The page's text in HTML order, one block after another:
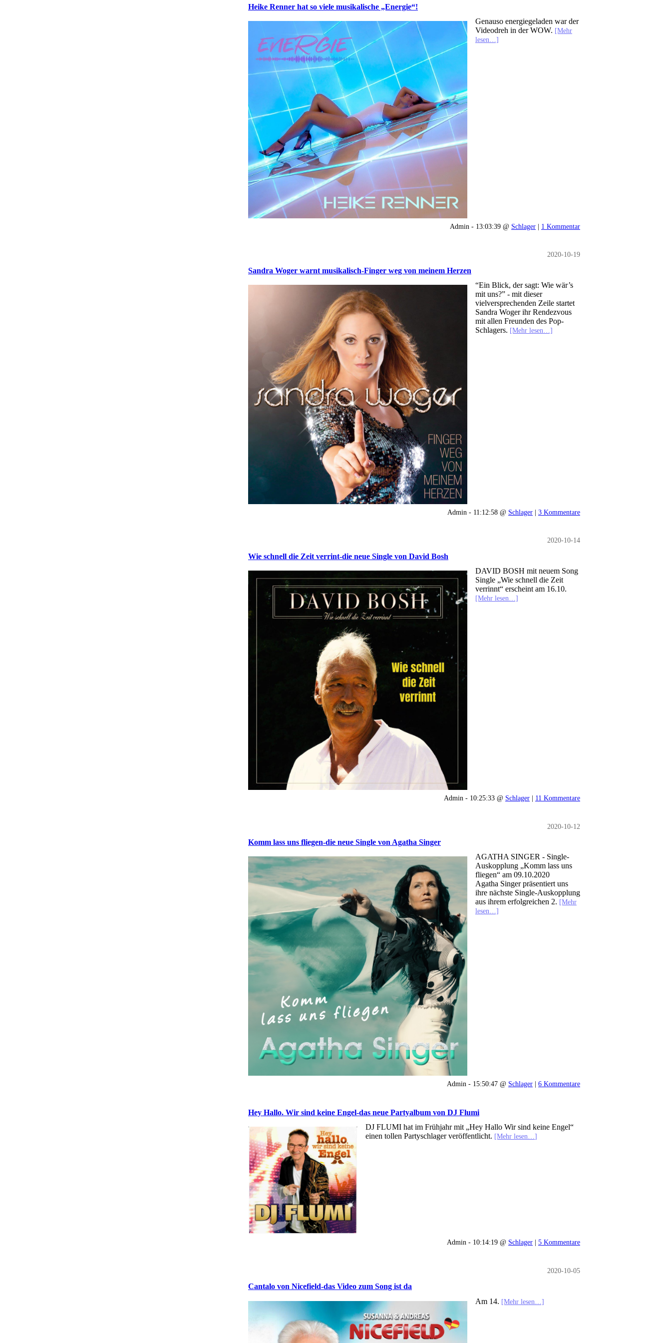
Heike Renner hat so viele musikalische „Energie“!
Genauso energiegeladen war der
Videodreh in der WOW. [Mehr
lesen…]
Admin - 13:03:39 @ Schlager | 1 Kommentar
2020-10-19
Sandra Woger warnt musikalisch-Finger weg von meinem Herzen
“Ein Blick, der sagt: Wie wär’s
mit uns?” - mit dieser
vielversprechenden Zeile startet
Sandra Woger ihr Rendezvous
mit allen Freunden des Pop-
Schlagers. [Mehr lesen…]
Admin - 11:12:58 @ Schlager | 3 Kommentare
2020-10-14
Wie schnell die Zeit verrint-die neue Single von David Bosh
DAVID BOSH mit neuem Song
Single „Wie schnell die Zeit
verrinnt“ erscheint am 16.10.
[Mehr lesen…]
Admin - 10:25:33 @ Schlager | 11 Kommentare
2020-10-12
Komm lass uns fliegen-die neue Single von Agatha Singer
AGATHA SINGER - Single-
Auskopplung „Komm lass uns
fliegen“ am 09.10.2020
Agatha Singer präsentiert uns
ihre nächste Single-Auskopplung
aus ihrem erfolgreichen 2. [Mehr
lesen…]
Admin - 15:50:47 @ Schlager | 6 Kommentare
Hey Hallo. Wir sind keine Engel-das neue Partyalbum von DJ Flumi
DJ FLUMI hat im Frühjahr mit „Hey Hallo Wir sind keine Engel“
einen tollen Partyschlager veröffentlicht. [Mehr lesen…]
Admin - 10:14:19 @ Schlager | 5 Kommentare
2020-10-05
Cantalo von Nicefield-das Video zum Song ist da
Am 14. [Mehr lesen…]